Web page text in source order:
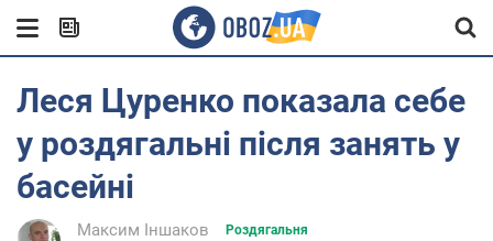
Леся Цуренко показала себе
у роздягальні після занять у
басейні
Максим Іншаков Роздягальня